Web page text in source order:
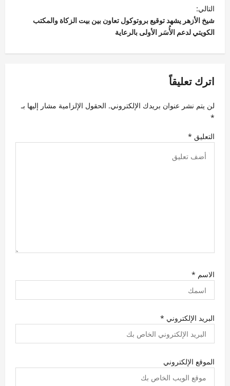
ح
ا
ل
م
ا
ل
ا
ت
التالي:
شيخ الأزهر يشهد توقيع بروتوكول تعاون بين بيت الزكاة والمكتب
الكويتي لدعم الأُسَر الأولى بالرعاية
اترك تعليقاً
لن يتم نشر عنوان بريدك الإلكتروني. الحقول الإلزامية مشار إليها بـ
*
التعليق *
الاسم *
البريد الإلكتروني *
الموقع الإلكتروني